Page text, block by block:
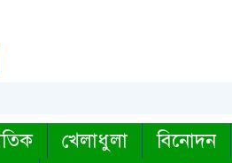
খেলাধুলা বিনোদন